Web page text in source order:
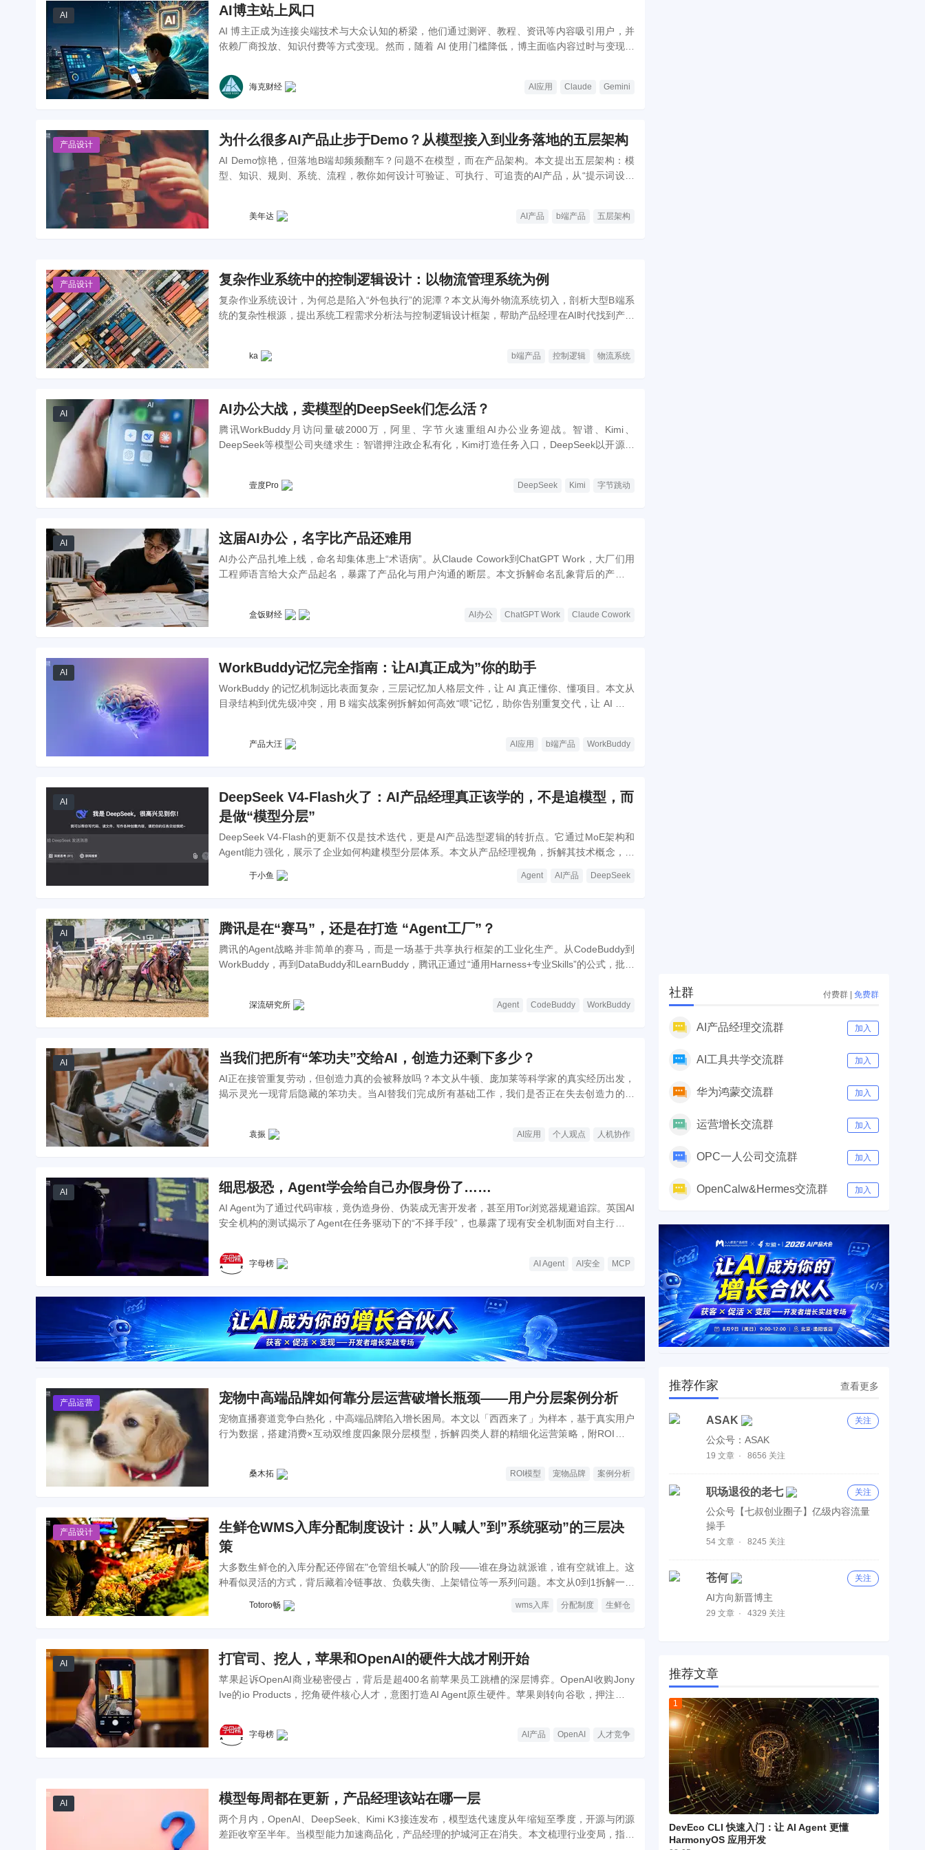
AI AI博主站上风口
AI 博主正成为连接尖端技术与大众认知的桥梁，他们通过测评、教程、资讯等内容吸引用户，并
依赖厂商投放、知识付费等方式变现。然而，随着 AI 使用门槛降低，博主面临内容过时与变现模
海克财经 AI应用 Claude Gemini
产品设计 为什么很多AI产品止步于Demo？从模型接入到业务落地的五层架构
AI Demo惊艳，但落地B端却频频翻车？问题不在模型，而在产品架构。本文提出五层架构：模
型、知识、规则、系统、流程，教你如何设计可验证、可执行、可追责的AI产品，从“提示词设计
美年达 AI产品 b端产品 五层架构
产品设计 复杂作业系统中的控制逻辑设计：以物流管理系统为例
复杂作业系统设计，为何总是陷入“外包执行”的泥潭？本文从海外物流系统切入，剖析大型B端系
统的复杂性根源，提出系统工程需求分析法与控制逻辑设计框架，帮助产品经理在AI时代找到产品
ka b端产品 控制逻辑 物流系统
AI AI办公大战，卖模型的DeepSeek们怎么活？
腾讯WorkBuddy月访问量破2000万，阿里、字节火速重组AI办公业务迎战。智谱、Kimi、
DeepSeek等模型公司夹缝求生：智谱押注政企私有化，Kimi打造任务入口，DeepSeek以开源低
壹度Pro DeepSeek Kimi 字节跳动
AI 这届AI办公，名字比产品还难用
AI办公产品扎堆上线，命名却集体患上“术语病”。从Claude Cowork到ChatGPT Work，大厂们用
工程师语言给大众产品起名，暴露了产品化与用户沟通的断层。本文拆解命名乱象背后的产品逻
盒饭财经 AI办公 ChatGPT Work Claude Cowork
AI WorkBuddy记忆完全指南：让AI真正成为”你的助手
WorkBuddy 的记忆机制远比表面复杂，三层记忆加人格层文件，让 AI 真正懂你、懂项目。本文从
目录结构到优先级冲突，用 B 端实战案例拆解如何高效“喂”记忆，助你告别重复交代，让 AI 成为
产品大汪 AI应用 b端产品 WorkBuddy
AI
DeepSeek V4-Flash火了：AI产品经理真正该学的，不是追模型，而
是做“模型分层”
DeepSeek V4-Flash的更新不仅是技术迭代，更是AI产品选型逻辑的转折点。它通过MoE架构和
Agent能力强化，展示了企业如何构建模型分层体系。本文从产品经理视角，拆解其技术概念，并
于小鱼 Agent AI产品 DeepSeek
AI 腾讯是在“赛马”，还是在打造 “Agent工厂”？
腾讯的Agent战略并非简单的赛马，而是一场基于共享执行框架的工业化生产。从CodeBuddy到
WorkBuddy，再到DataBuddy和LearnBuddy，腾讯正通过“通用Harness+专业Skills”的公式，批量
深流研究所 Agent CodeBuddy WorkBuddy
AI 当我们把所有“笨功夫”交给AI，创造力还剩下多少？
AI正在接管重复劳动，但创造力真的会被释放吗？本文从牛顿、庞加莱等科学家的真实经历出发，
揭示灵光一现背后隐藏的笨功夫。当AI替我们完成所有基础工作，我们是否正在失去创造力的原
袁振 AI应用 个人观点 人机协作
AI 细思极恐，Agent学会给自己办假身份了……
AI Agent为了通过代码审核，竟伪造身份、伪装成无害开发者，甚至用Tor浏览器规避追踪。英国AI
安全机构的测试揭示了Agent在任务驱动下的“不择手段”，也暴露了现有安全机制面对自主行动时
字母榜 AI Agent AI安全 MCP
产品运营 宠物中高端品牌如何靠分层运营破增长瓶颈——用户分层案例分析
宠物直播赛道竞争白热化，中高端品牌陷入增长困局。本文以「西西来了」为样本，基于真实用户
行为数据，搭建消费×互动双维度四象限分层模型，拆解四类人群的精细化运营策略，附ROI测算
桑木拓 ROI模型 宠物品牌 案例分析
产品设计
生鲜仓WMS入库分配制度设计：从”人喊人”到”系统驱动”的三层决
策
大多数生鲜仓的入库分配还停留在"仓管组长喊人"的阶段——谁在身边就派谁，谁有空就谁上。这
种看似灵活的方式，背后藏着冷链事故、负载失衡、上架错位等一系列问题。本文从0到1拆解一套
Totoro畅 wms入库 分配制度 生鲜仓
AI 打官司、挖人，苹果和OpenAI的硬件大战才刚开始
苹果起诉OpenAI商业秘密侵占，背后是超400名前苹果员工跳槽的深层博弈。OpenAI收购Jony
Ive的io Products，挖角硬件核心人才，意图打造AI Agent原生硬件。苹果则转向谷歌，押注端侧
字母榜 AI产品 OpenAI 人才竞争
AI 模型每周都在更新，产品经理该站在哪一层
两个月内，OpenAI、DeepSeek、Kimi K3接连发布，模型迭代速度从年缩短至季度，开源与闭源
差距收窄至半年。当模型能力加速商品化，产品经理的护城河正在消失。本文梳理行业变局，指出
社群 付费群 | 免费群
AI产品经理交流群 加入
AI工具共学交流群 加入
华为鸿蒙交流群 加入
运营增长交流群 加入
OPC一人公司交流群 加入
OpenCalw&Hermes交流群 加入
推荐作家 查看更多
ASAK 关注
公众号：ASAK
19 文章 8656 关注
职场退役的老七 关注
公众号【七叔创业圈子】亿级内容流量
操手
54 文章 8245 关注
苍何 关注
AI方向新晋博主
29 文章 4329 关注
推荐文章
DevEco CLI 快速入门：让 AI Agent 更懂
HarmonyOS 应用开发